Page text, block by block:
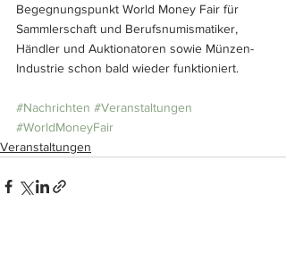
Begegnungspunkt World Money Fair für
Sammlerschaft und Berufsnumismatiker,
Händler und Auktionatoren sowie Münzen-
Industrie schon bald wieder funktioniert.
#Nachrichten #Veranstaltungen
#WorldMoneyFair
Veranstaltungen